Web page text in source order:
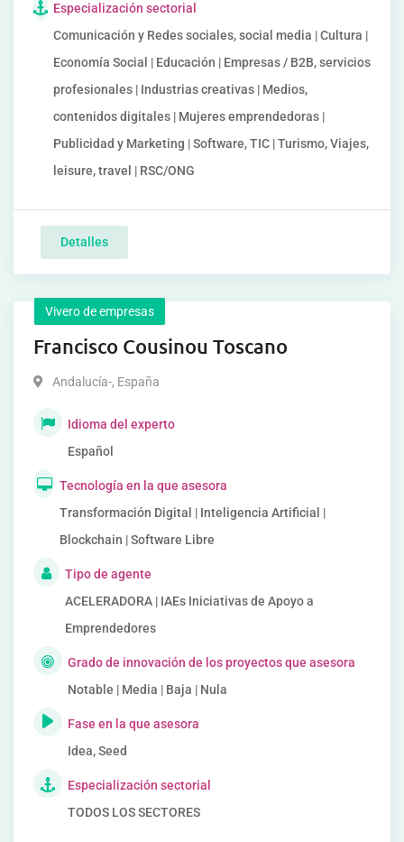
Especialización sectorial
Comunicación y Redes sociales, social media | Cultura |
Economía Social | Educación | Empresas / B2B, servicios
profesionales | Industrias creativas | Medios,
contenidos digitales | Mujeres emprendedoras |
Publicidad y Marketing | Software, TIC | Turismo, Viajes,
leisure, travel | RSC/ONG
Detalles
Vivero de empresas
Francisco Cousinou Toscano
Andalucía-, España
Idioma del experto
Español
Tecnología en la que asesora
Transformación Digital | Inteligencia Artificial |
Blockchain | Software Libre
Tipo de agente
ACELERADORA | IAEs Iniciativas de Apoyo a
Emprendedores
Grado de innovación de los proyectos que asesora
Notable | Media | Baja | Nula
Fase en la que asesora
Idea, Seed
Especialización sectorial
TODOS LOS SECTORES